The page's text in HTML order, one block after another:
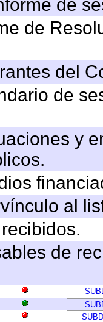
de
de
del
de
y
al
de